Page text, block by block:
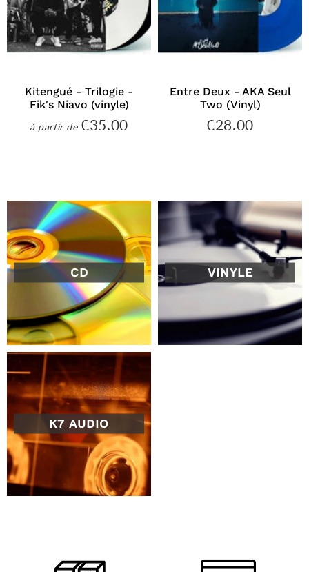
Kitengué - Trilogie -
Fik's Niavo (vinyle)
à partir dePrix
€35.00
Entre Deux - AKA Seul
Two (Vinyl)
Prix
€28.00
CD VINYLE
K7 AUDIO